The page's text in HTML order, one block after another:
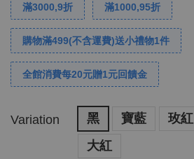
滿3000,9折 滿1000,95折
購物滿499(不含運費)送小禮物1件
全館消費每20元贈1元回饋金
Variation 黑 寶藍 玫紅
大紅